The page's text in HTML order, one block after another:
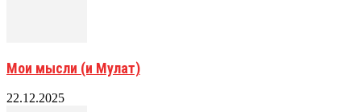
Мои мысли (и Мулат)
22.12.2025